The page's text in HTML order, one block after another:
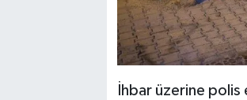
İhbar üzerine